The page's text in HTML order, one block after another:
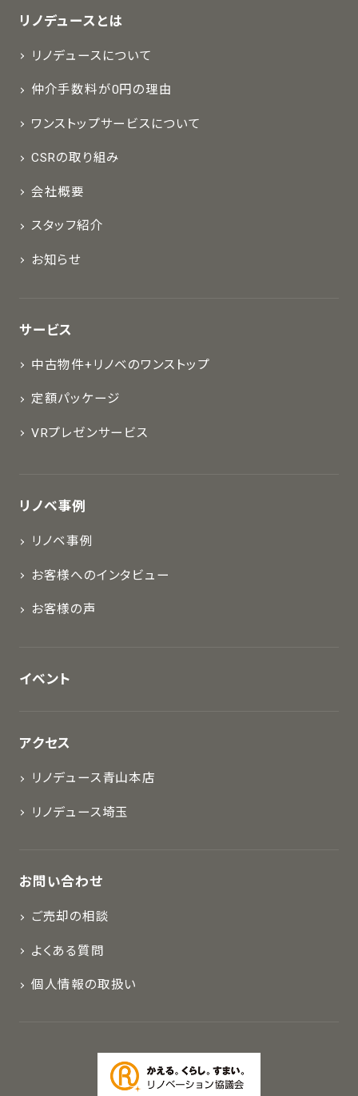
リノデュースとは
リノデュースについて
仲介手数料が0円の理由
ワンストップサービスについて
CSRの取り組み
会社概要
スタッフ紹介
お知らせ
サービス
中古物件+リノベのワンストップ
定額パッケージ
VRプレゼンサービス
リノベ事例
リノベ事例
お客様へのインタビュー
お客様の声
イベント
アクセス
リノデュース青山本店
リノデュース埼玉
お問い合わせ
ご売却の相談
よくある質問
個人情報の取扱い